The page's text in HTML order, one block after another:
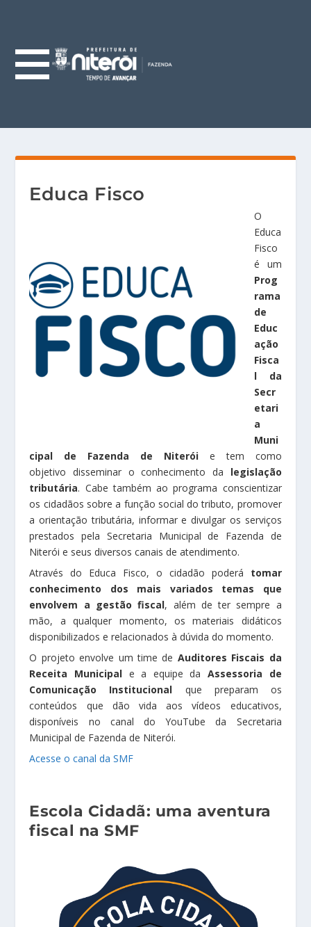
Educa Fisco
O
Educa
Fisco
é um
Prog
rama
de
Educ
ação
Fisca
l da
Secr
etari
a
Muni
cipal de Fazenda de Niterói e tem como
objetivo disseminar o conhecimento da legislação
tributária. Cabe também ao programa conscientizar
os cidadãos sobre a função social do tributo, promover
a orientação tributária, informar e divulgar os serviços
prestados pela Secretaria Municipal de Fazenda de
Niterói e seus diversos canais de atendimento.
Através do Educa Fisco, o cidadão poderá tomar
conhecimento dos mais variados temas que
envolvem a gestão fiscal, além de ter sempre a
mão, a qualquer momento, os materiais didáticos
disponibilizados e relacionados à dúvida do momento.
O projeto envolve um time de Auditores Fiscais da
Receita Municipal e a equipe daAssessoria de
Comunicação Institucional que preparam os
conteúdos que dão vida aos vídeos educativos,
disponíveis no canal do YouTube da Secretaria
Municipal de Fazenda de Niterói.
Acesse o canal da SMF
Escola Cidadã: uma aventura
fiscal na SMF